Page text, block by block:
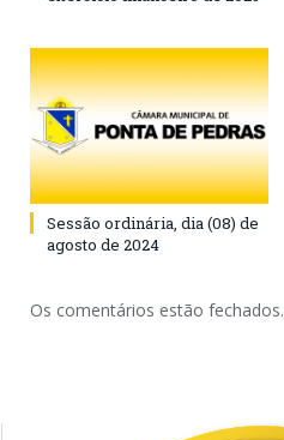
Sessão ordinária, dia (08) de
agosto de 2024
Os comentários estão fechados.